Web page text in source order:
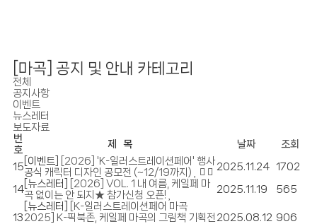
[마곡] 공지 및 안내 카테고리
전체
공지사항
이벤트
뉴스레터
보도자료
번
호
제 목 날짜
조회
15 [이벤트]
[2026] 'K-일러스트레이션페어' 행사
공식 캐릭터 디자인 공모전 (~12/19까지)
2025.11.24 1702
14 [뉴스레터]
[2026] VOL. 1 내 여름, 케일페 마
곡 없이는 안 되지★ 참가신청 오픈!
2025.11.19 565
13
[뉴스레터]
[K-일러스트레이션페어 마곡
2025] K-픽북존, 케일페 마곡의 그림책 기획전 2025.08.12 906